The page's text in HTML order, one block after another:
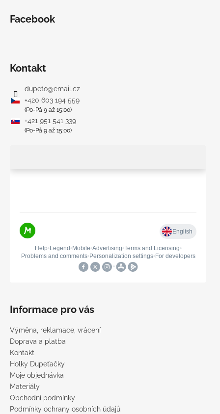
Facebook
Kontakt
dupeto@email.cz
+420 603 194 559
(Po-Pá 9 až 15:00)
+421 951 541 339
(Po-Pá 9 až 15:00)
Informace pro vás
Výměna, reklamace, vrácení
Doprava a platba
Kontakt
Holky Dupeťačky
Moje objednávka
Materiály
Obchodní podmínky
Podmínky ochrany osobních údajů